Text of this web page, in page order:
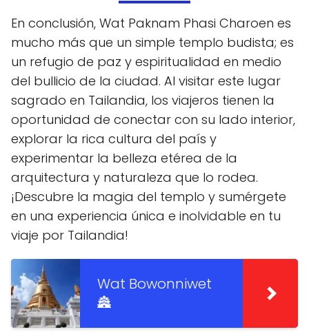
En conclusión, Wat Paknam Phasi Charoen es
mucho más que un simple templo budista; es
un refugio de paz y espiritualidad en medio
del bullicio de la ciudad. Al visitar este lugar
sagrado en Tailandia, los viajeros tienen la
oportunidad de conectar con su lado interior,
explorar la rica cultura del país y
experimentar la belleza etérea de la
arquitectura y naturaleza que lo rodea.
¡Descubre la magia del templo y sumérgete
en una experiencia única e inolvidable en tu
viaje por Tailandia!
Wat Bowonniwet
🏯